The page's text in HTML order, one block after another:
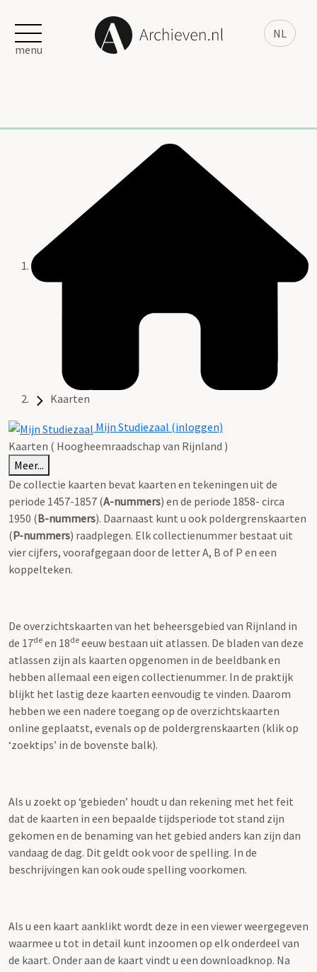
NL
menu
Kaarten
Mijn Studiezaal (inloggen)
Kaarten ( Hoogheemraadschap van Rijnland )
Meer...
De collectie kaarten bevat kaarten en tekeningen uit de
periode 1457-1857 (A-nummers) en de periode 1858- circa
1950 (B-nummers). Daarnaast kunt u ook poldergrenskaarten
(P-nummers) raadplegen. Elk collectienummer bestaat uit
vier cijfers, voorafgegaan door de letter A, B of P en een
koppelteken.
De overzichtskaarten van het beheersgebied van Rijnland in
de 17de en 18de eeuw bestaan uit atlassen. De bladen van deze
atlassen zijn als kaarten opgenomen in de beeldbank en
hebben allemaal een eigen collectienummer. In de praktijk
blijkt het lastig deze kaarten eenvoudig te vinden. Daarom
hebben we een nadere toegang op de overzichtskaarten
online geplaatst, evenals op de poldergrenskaarten (klik op
‘zoektips’ in de bovenste balk).
Als u zoekt op ‘gebieden’ houdt u dan rekening met het feit
dat de kaarten in een bepaalde tijdsperiode tot stand zijn
gekomen en de benaming van het gebied anders kan zijn dan
vandaag de dag. Dit geldt ook voor de spelling. In de
beschrijvingen kan ook oude spelling voorkomen.
Als u een kaart aanklikt wordt deze in een viewer weergegeven
waarmee u tot in detail kunt inzoomen op elk onderdeel van
de kaart. Onder aan de kaart vindt u een downloadknop. Na